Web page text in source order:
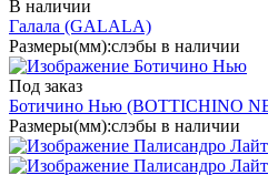
В наличии
Галала (GALALA)
Размеры(мм):слэбы в наличии
Под заказ
Ботичино Нью (BOTTICHINO
Размеры(мм):слэбы в наличии